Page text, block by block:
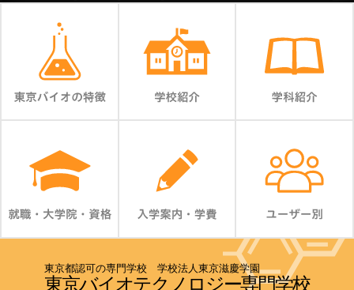
東京都認可の専門学校 学校法人東京滋慶学園
東京バイオテクノロジー専門学校